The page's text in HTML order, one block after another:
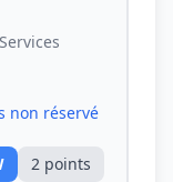
non réservé
2 points